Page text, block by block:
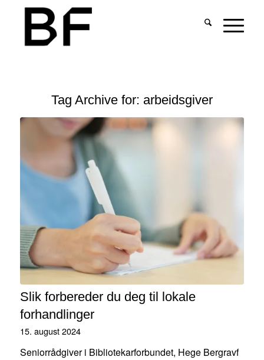
Tag Archive for: arbeidsgiver
Slik forbereder du deg til lokale
forhandlinger
15. august 2024
Seniorrådgiver i Bibliotekarforbundet, Hege Bergravf